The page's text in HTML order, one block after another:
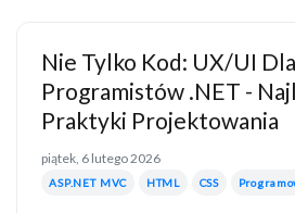
Nie Tylko Kod: UX/UI Dla
Programistów .NET -
Praktyki Projektowania
piątek, 6 lutego 2026
ASP.NET MVC HTML CSS